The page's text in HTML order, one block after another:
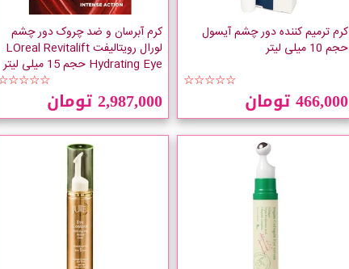
کرم ترمیم کننده دور چشم آیسول
حجم 10 میلی لیتر
☆☆☆☆☆
466,000 تومان
کرم آبرسان و ضد چروک دور چشم
لورال رویتالیفت LOreal Revitalift
Hydrating Eye حجم 15 میلی لیتر
2,987,000 تومان